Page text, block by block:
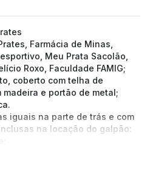
Farmácia de Minas,
Meu Prata Sacolão,
Roxo, Faculdade FAMIG;
coberto com telha de
e portão de metal;
iguais na parte de trás e com
na locação do galpão: